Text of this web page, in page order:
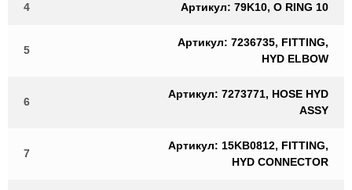
4 Артикул: 79K10, O RING 10
5
Артикул: 7236735, FITTING,
HYD ELBOW
6
Артикул: 7273771, HOSE HYD
ASSY
7
Артикул: 15KB0812, FITTING,
HYD CONNECTOR